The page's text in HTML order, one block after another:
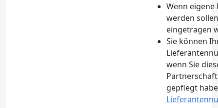
Wenn
werden
eingetragen
Sie können
wenn Sie
gepflegt